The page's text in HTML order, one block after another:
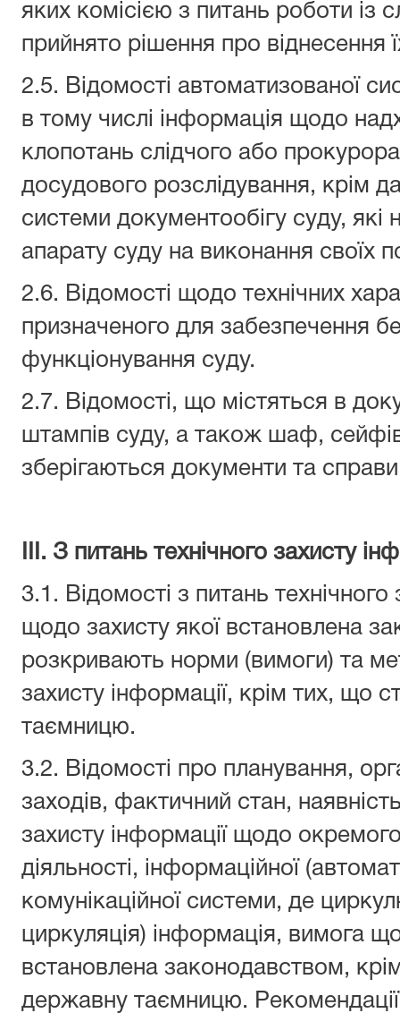
яких комісією з питань роботи
прийнято рішення про віднесення
2.5. Відомості автоматизованої
в тому числі інформація щодо
клопотань слідчого або
досудового розслідування, крім
системи документообігу суду,
апарату суду на виконання своїх
2.6. Відомості щодо технічних
призначеного для забезпечення
функціонування суду.
2.7. Відомості, що містяться в
штампів суду, а також шаф,
зберігаються документи та
IІІ. З питань технічного захисту
3.1. Відомості з питань
щодо захисту якої встановлена
розкривають норми (вимоги) та
захисту інформації, крім тих, що
таємницю.
3.2. Відомості про планування,
заходів, фактичний стан, наявність
захисту інформації щодо
діяльності, інформаційної
комунікаційної системи, де
циркуляція) інформація, вимога
встановлена законодавством,
державну таємницю.